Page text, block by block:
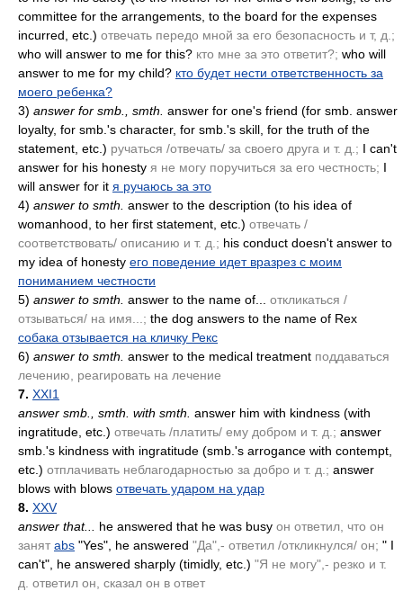
committee for the arrangements, to the board for the expenses
incurred, etc.) отвечать передо мной за его безопасность и т, д.;
who will answer to me for this? кто мне за это ответит?; who will
answer to me for my child? кто будет нести ответственность за
моего ребенка?
3) answer for smb., smth. answer for one's friend (for smb. answer
loyalty, for smb.'s character, for smb.'s skill, for the truth of the
statement, etc.) ручаться /отвечать/ за своего друга и т. д.; I can't
answer for his honesty я не могу поручиться за его честность; I
will answer for it я ручаюсь за это
4) answer to smth. answer to the description (to his idea of
womanhood, to her first statement, etc.) отвечать /
соответствовать/ описанию и т. д.; his conduct doesn't answer to
my idea of honesty его поведение идет вразрез с моим
пониманием честности
5) answer to smth. answer to the name of... откликаться /
отзываться/ на имя...; the dog answers to the name of Rex
собака отзывается на кличку Рекс
6) answer to smth. answer to the medical treatment поддаваться
лечению, реагировать на лечение
7. XXI1
answer smb., smth. with smth. answer him with kindness (with
ingratitude, etc.) отвечать /платить/ ему добром и т. д.; answer
smb.'s kindness with ingratitude (smb.'s arrogance with contempt,
etc.) отплачивать неблагодарностью за добро и т. д.; answer
blows with blows отвечать ударом на удар
8. XXV
answer that...
he answered that he was busy он ответил, что он
занят abs "Yes", he answered "Да",- ответил /откликнулся/ он; " I
can't", he answered sharply (timidly, etc.) "Я не могу",- резко и т.
д. ответил он, сказал он в ответ